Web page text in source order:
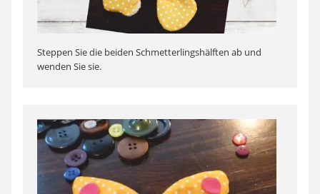
Steppen Sie die beiden Schmetterlingshälften ab und
wenden Sie sie.